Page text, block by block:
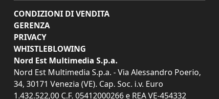
CONDIZIONI DI VENDITA
GERENZA
PRIVACY
WHISTLEBLOWING
Nord Est Multimedia S.p.a.
Nord Est Multimedia S.p.a. - Via Alessandro Poerio,
34, 30171 Venezia (VE). Cap. Soc. i.v. Euro
1.432.522,00 C.F. 05412000266 e REA VE-454332